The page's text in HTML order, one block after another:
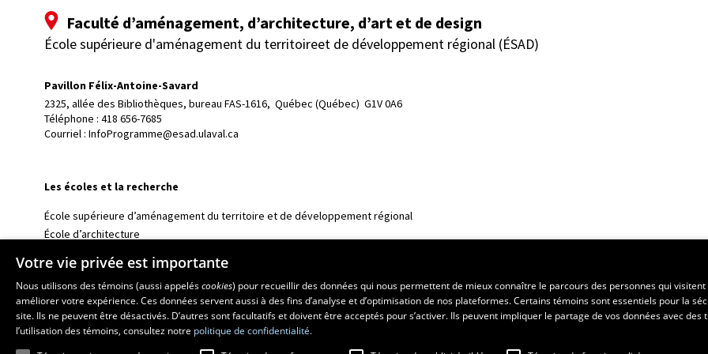
Faculté d’aménagement, d’architecture, d’art et de design
École supérieure d'aménagement du territoireet de développement régional (ÉSAD)
Pavillon Félix-Antoine-Savard
2325, allée des Bibliothèques, bureau FAS-1616, Québec (Québec)  G1V 0A6
Téléphone : 418 656-7685
Courriel : InfoProgramme@esad.ulaval.ca
Les écoles et la recherche
École supérieure d’aménagement du territoire et de développement régional
École d’architecture
École de design
Centre de recherche en aménagement et développement
Votre vie privée est importante
Nous utilisons des témoins (aussi appeléscookies) pour recueillir des données qui nous permettent de mieux connaître le parcours des personnes qui
améliorer votre expérience. Ces données servent aussi à des fins d’analyse et d’optimisation de nos plateformes. Certains témoins sont essentiels pour la
site. Ils ne peuvent être désactivés. D’autres sont facultatifs et doivent être acceptés pour s’activer. Ils peuvent impliquer le partage de vos données avec des
l’utilisation des témoins, consultez notre politique de confidentialité.